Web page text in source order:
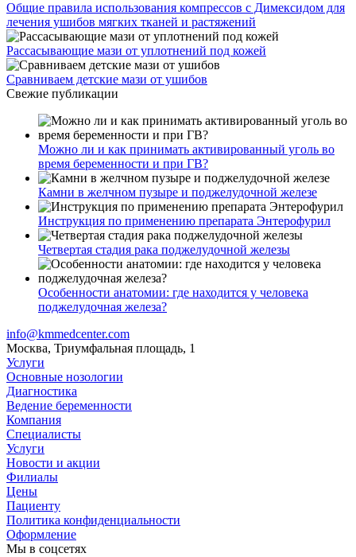
Общие правила использования компрессов с Димексидом для
лечения ушибов мягких тканей и растяжений
Рассасывающие мази от уплотнений под кожей
Сравниваем детские мази от ушибов
Свежие публикации
Можно ли и как принимать активированный уголь во
время беременности и при ГВ?
Камни в желчном пузыре и поджелудочной железе
Инструкция по применению препарата Энтерофурил
Четвертая стадия рака поджелудочной железы
Особенности анатомии: где находится у человека
поджелудочная железа?
info@kmmedcenter.com
Москва, Триумфальная площадь, 1
Услуги
Основные нозологии
Диагностика
Ведение беременности
Компания
Специалисты
Услуги
Новости и акции
Филиалы
Цены
Пациенту
Политика конфиденциальности
Оформление
Мы в соцсетях